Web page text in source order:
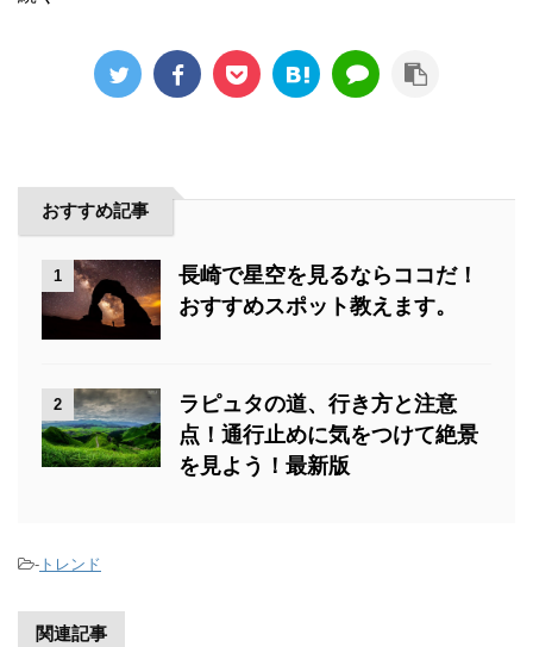
おすすめ記事
1
長崎で星空を見るならココだ！
おすすめスポット教えます。
2
ラピュタの道、行き方と注意
点！通行止めに気をつけて絶景
を見よう！最新版
- トレンド
関連記事